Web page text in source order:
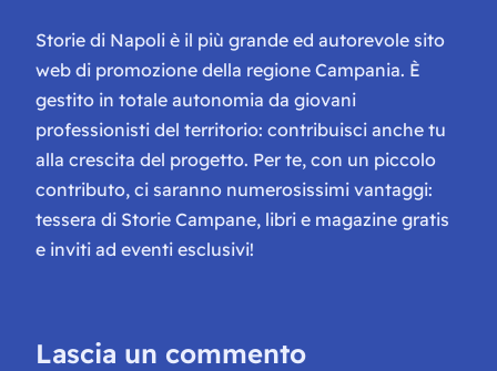
Storie di Napoli è il più grande ed autorevole sito
web di promozione della regione Campania. È
gestito in totale autonomia da giovani
professionisti del territorio: contribuisci anche tu
alla crescita del progetto. Per te, con un piccolo
contributo, ci saranno numerosissimi vantaggi:
tessera di Storie Campane, libri e magazine gratis
e inviti ad eventi esclusivi!
Lascia un commento